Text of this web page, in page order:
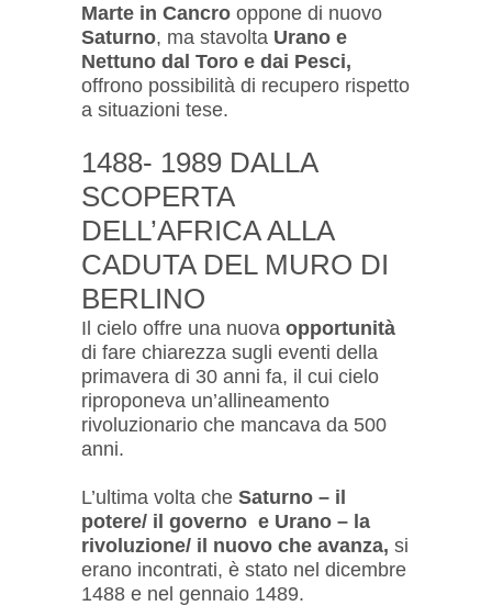
Marte in Cancro oppone di nuovo
Saturno, ma stavolta Urano e
Nettuno dal Toro e dai Pesci,
offrono possibilità di recupero rispetto
a situazioni tese.
1488- 1989 DALLA
SCOPERTA
DELL’AFRICA ALLA
CADUTA DEL MURO DI
BERLINO
Il cielo offre una nuova opportunità
di fare chiarezza sugli eventi della
primavera di 30 anni fa, il cui cielo
riproponeva un’allineamento
rivoluzionario che mancava da 500
anni.
L’ultima volta che Saturno – il
potere/ il governo e Urano – la
rivoluzione/ il nuovo che avanza, si
erano incontrati, è stato nel dicembre
1488 e nel gennaio 1489.